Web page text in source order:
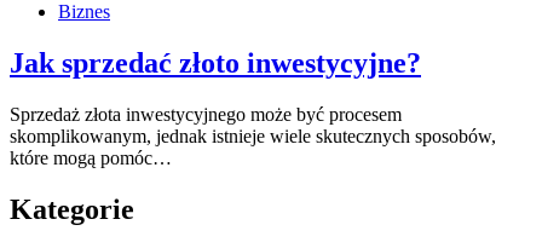
Biznes
Jak sprzedać złoto inwestycyjne?
Sprzedaż złota inwestycyjnego może być procesem
skomplikowanym, jednak istnieje wiele skutecznych sposobów,
które mogą pomóc…
Kategorie